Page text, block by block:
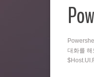
대화를 해